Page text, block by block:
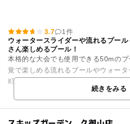
3.7
1件
ウォータースライダーや流れるプー
さん楽しめるプール！
本格的な大会でも使用できる50mの
覚で楽しめる流れるプールやウォー
町の町民プールです。幼児用のプー
続きをみる